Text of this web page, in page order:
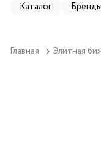
Каталог Бренды
Главная Элитная